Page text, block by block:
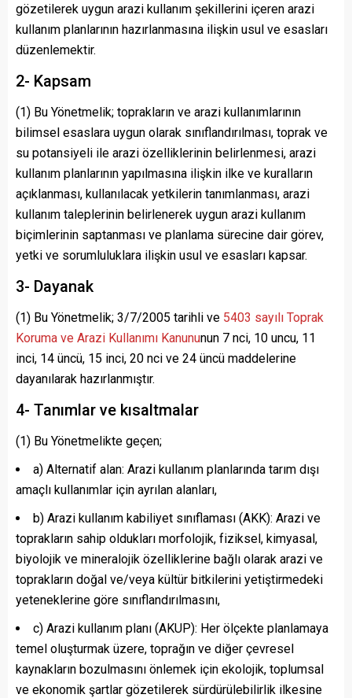
gözetilerek uygun arazi kullanım şekillerini içeren arazi
kullanım planlarının hazırlanmasına ilişkin usul ve esasları
düzenlemektir.
2- Kapsam
(1) Bu Yönetmelik; toprakların ve arazi kullanımlarının
bilimsel esaslara uygun olarak sınıflandırılması, toprak ve
su potansiyeli ile arazi özelliklerinin belirlenmesi, arazi
kullanım planlarının yapılmasına ilişkin ilke ve kuralların
açıklanması, kullanılacak yetkilerin tanımlanması, arazi
kullanım taleplerinin belirlenerek uygun arazi kullanım
biçimlerinin saptanması ve planlama sürecine dair görev,
yetki ve sorumluluklara ilişkin usul ve esasları kapsar.
3- Dayanak
(1) Bu Yönetmelik; 3/7/2005 tarihli ve 5403 sayılı Toprak
Koruma ve Arazi Kullanımı Kanununun 7 nci, 10 uncu, 11
inci, 14 üncü, 15 inci, 20 nci ve 24 üncü maddelerine
dayanılarak hazırlanmıştır.
4- Tanımlar ve kısaltmalar
(1) Bu Yönetmelikte geçen;
a) Alternatif alan: Arazi kullanım planlarında tarım dışı
amaçlı kullanımlar için ayrılan alanları,
b) Arazi kullanım kabiliyet sınıflaması (AKK): Arazi ve
toprakların sahip oldukları morfolojik, fiziksel, kimyasal,
biyolojik ve mineralojik özelliklerine bağlı olarak arazi ve
toprakların doğal ve/veya kültür bitkilerini yetiştirmedeki
yeteneklerine göre sınıflandırılmasını,
c) Arazi kullanım planı (AKUP): Her ölçekte planlamaya
temel oluşturmak üzere, toprağın ve diğer çevresel
kaynakların bozulmasını önlemek için ekolojik, toplumsal
ve ekonomik şartlar gözetilerek sürdürülebilirlik ilkesine